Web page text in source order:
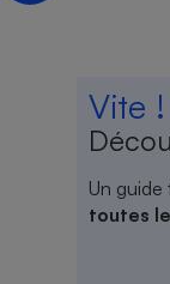
Vite !
Un guide
toutes